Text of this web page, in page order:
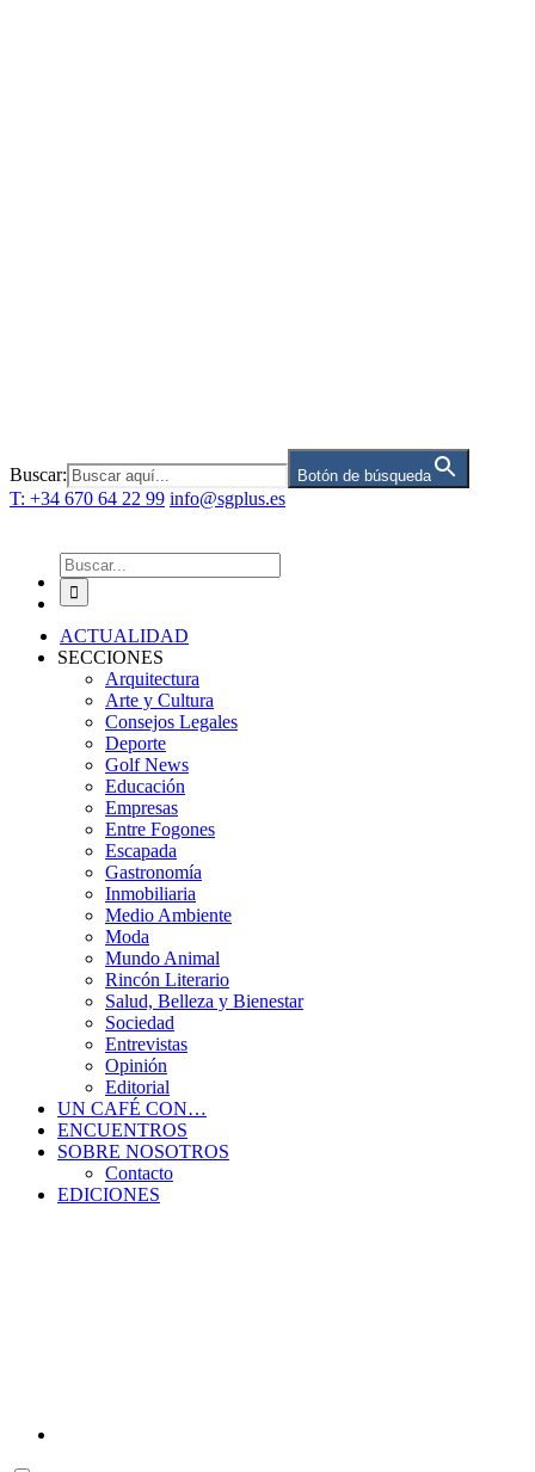
Buscar: Botón de búsqueda
T: +34 670 64 22 99 info@sgplus.es
Buscar:
ACTUALIDAD
SECCIONES
Arquitectura
Arte y Cultura
Consejos Legales
Deporte
Golf News
Educación
Empresas
Entre Fogones
Escapada
Gastronomía
Inmobiliaria
Medio Ambiente
Moda
Mundo Animal
Rincón Literario
Salud, Belleza y Bienestar
Sociedad
Entrevistas
Opinión
Editorial
UN CAFÉ CON…
ENCUENTROS
SOBRE NOSOTROS
Contacto
EDICIONES